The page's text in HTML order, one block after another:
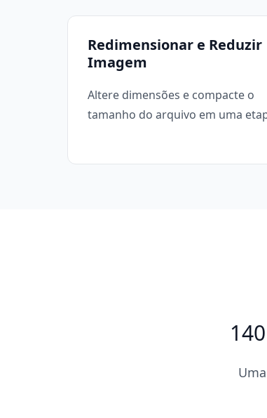
Redimensionar e Reduzir
Imagem
Altere dimensões e compacte o
tamanho do arquivo em uma